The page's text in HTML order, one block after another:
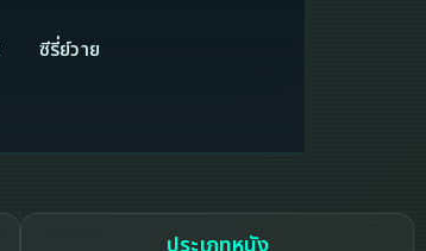
ซีรี่ย์วาย